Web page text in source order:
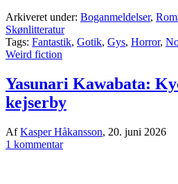
Arkiveret under: Boganmeldelser,
Skønlitteratur
Tags: Fantastik, Gotik, Gys, Horror,
Weird fiction
Yasunari Kawabata:
kejserby
AfKasper Håkansson, 20. juni 2026
1 kommentar